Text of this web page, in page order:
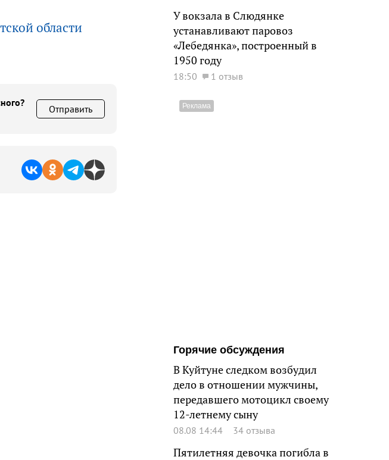
области
Отправить
У вокзала в Слюдянке
устанавливают паровоз
«Лебедянка», построенный в
1950 году
18:50 1 отзыв
Горячие обсуждения
В Куйтуне следком возбудил
дело в отношении мужчины,
передавшего мотоцикл своему
12-летнему сыну
08.08 14:44 34 отзыва
Пятилетняя девочка погибла в